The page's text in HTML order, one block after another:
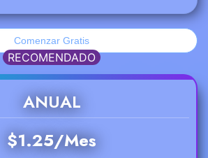
Comenzar Gratis
RECOMENDADO
ANUAL
$1.25/Mes